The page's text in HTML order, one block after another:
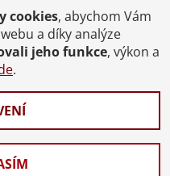
cukru v sobě
degorzáž / odstřelení
zbaví kvasinek
cookies, abychom Vám
a díky analýze
jeho funkce, výkon a
.